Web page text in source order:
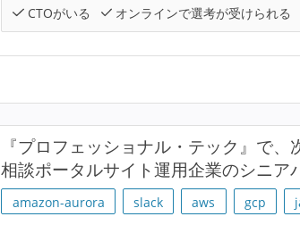
CTOがいる
オンラインで選考が受けられる
『プロフェッショナル・テック』で
相談ポータルサイト運用企業のシニア
amazon-aurora slack aws gcp